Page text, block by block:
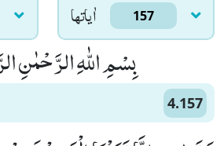
اٰياتها 157
بِسْمِ اللّٰهِ الرَّحْمٰنِ
4.157